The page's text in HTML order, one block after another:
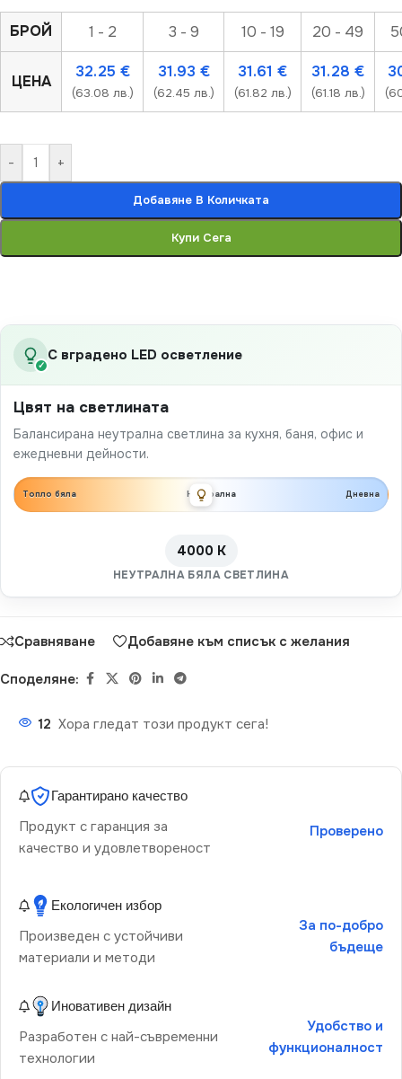
БРОЙ 1 - 2 3 - 9 10 - 19 20 - 49
ЦЕНА
32.25 €
(63.08 лв.)
31.93 €
(62.45 лв.)
31.61 €
(61.82 лв.)
31.28 €
(61.18 лв.)
- +
Добавяне В Количката
Купи Сега
✓
С вградено LED осветление
Цвят на светлината
Балансирана неутрална светлина за кухня, баня, офис и
ежедневни дейности.
Топло бяла Неутрална Дневна
4000 K
НЕУТРАЛНА БЯЛА СВЕТЛИНА
Сравняване Добавяне към списък с желания
Споделяне:
12 Хора гледат този продукт сега!
Гарантирано качество
Продукт с гаранция за
качество и удовлетвореност
Проверено
Екологичен избор
Произведен с устойчиви
материали и методи
За по-добро
бъдеще
Иновативен дизайн
Разработен с най-съвременни
технологии
Удобство и
функционалност